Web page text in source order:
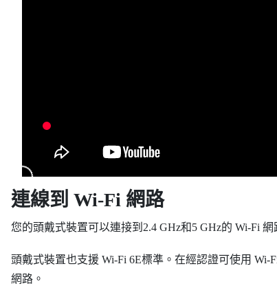
連線到 Wi‍-Fi 網路
您的頭戴式裝置可以連接到2.4 GHz和5 GHz的 Wi‍-Fi 網
頭戴式裝置也支援 Wi‍-Fi 6E標準。在經認證可使用 Wi‍-
網路。